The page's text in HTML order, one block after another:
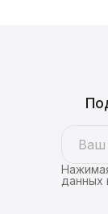
данных